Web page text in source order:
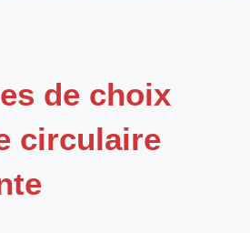
de choix
circulaire